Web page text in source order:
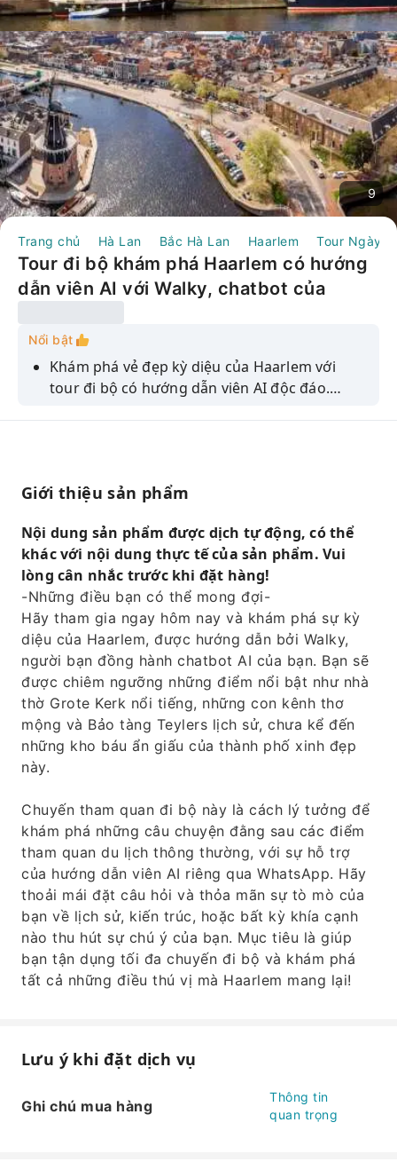
9
Trang chủ Hà Lan Bắc Hà Lan Haarlem Tour Ngày
Tour đi bộ khám phá Haarlem có hướng
dẫn viên AI với Walky, chatbot của
Nổi bật
Khám phá vẻ đẹp kỳ diệu của Haarlem với
tour đi bộ có hướng dẫn viên AI độc đáo.
Giới thiệu sản phẩm
Nội dung sản phẩm được dịch tự động, có thể
khác với nội dung thực tế của sản phẩm. Vui
lòng cân nhắc trước khi đặt hàng!
-Những điều bạn có thể mong đợi-
Hãy tham gia ngay hôm nay và khám phá sự kỳ
diệu của Haarlem, được hướng dẫn bởi Walky,
người bạn đồng hành chatbot AI của bạn. Bạn sẽ
được chiêm ngưỡng những điểm nổi bật như nhà
thờ Grote Kerk nổi tiếng, những con kênh thơ
mộng và Bảo tàng Teylers lịch sử, chưa kể đến
những kho báu ẩn giấu của thành phố xinh đẹp
này.
Chuyến tham quan đi bộ này là cách lý tưởng để
khám phá những câu chuyện đằng sau các điểm
tham quan du lịch thông thường, với sự hỗ trợ
của hướng dẫn viên AI riêng qua WhatsApp. Hãy
thoải mái đặt câu hỏi và thỏa mãn sự tò mò của
bạn về lịch sử, kiến ​​trúc, hoặc bất kỳ khía cạnh
nào thu hút sự chú ý của bạn. Mục tiêu là giúp
bạn tận dụng tối đa chuyến đi bộ và khám phá
tất cả những điều thú vị mà Haarlem mang lại!
Lưu ý khi đặt dịch vụ
Ghi chú mua hàng
Thông tin
quan trọng